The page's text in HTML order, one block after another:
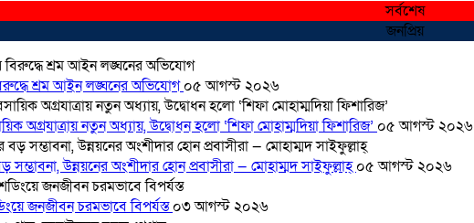
সর্বশেষ
জনপ্রিয়
শ্রম আইন লঙ্ঘনের অভিযোগ০৫ আগস্ট ২০২৬
অগ্রযাত্রায় নতুন অধ্যায়, উদ্বোধন হলো ‘শিফা মোহাম্মদিয়া ফিশারিজ’ ০৫ আগস্ট ২০২৬
উন্নয়নের অংশীদার হোন প্রবাসীরা — মোহাম্মদ সাইফুল্লাহ্০৫ আগস্ট ২০২৬
জনজীবন চরমভাবে বিপর্যস্ত০৩ আগস্ট ২০২৬